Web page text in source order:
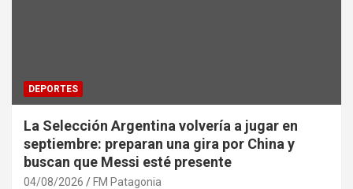
DEPORTES
La Selección Argentina volvería a jugar en
septiembre: preparan una gira por China y
buscan que Messi esté presente
04/08/2026 FM Patagonia